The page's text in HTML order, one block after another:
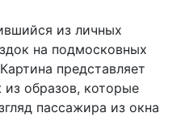
из личных
на подмосковных
представляет
образов, которые
пассажира из окна